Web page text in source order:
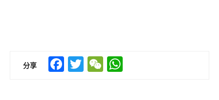
分享 Facebook
TwitterWeChat